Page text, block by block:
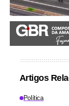
Artigos
Política